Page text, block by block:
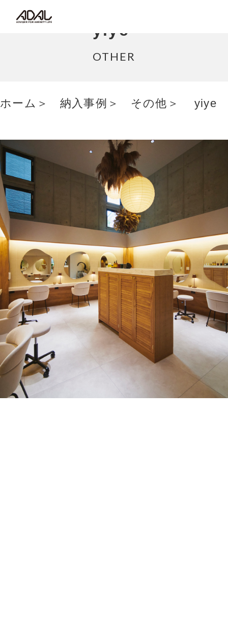
コラム
最新情報/ニュース
採用情報
Japanese
yiye
OTHER
ホーム 納入事例 その他 yiye